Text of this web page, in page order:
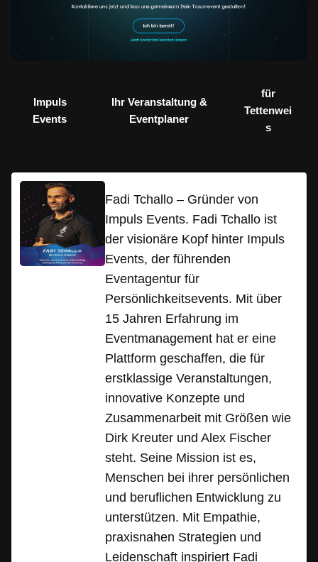
Impuls
Events
Ihr Veranstaltung &
Eventplaner
für
Tettenwei
s
Fadi Tchallo – Gründer von
Impuls Events. Fadi Tchallo ist
der visionäre Kopf hinter Impuls
Events, der führenden
Eventagentur für
Persönlichkeitsevents. Mit über
15 Jahren Erfahrung im
Eventmanagement hat er eine
Plattform geschaffen, die für
erstklassige Veranstaltungen,
innovative Konzepte und
Zusammenarbeit mit Größen wie
Dirk Kreuter und Alex Fischer
steht. Seine Mission ist es,
Menschen bei ihrer persönlichen
und beruflichen Entwicklung zu
unterstützen. Mit Empathie,
praxisnahen Strategien und
Leidenschaft inspiriert Fadi